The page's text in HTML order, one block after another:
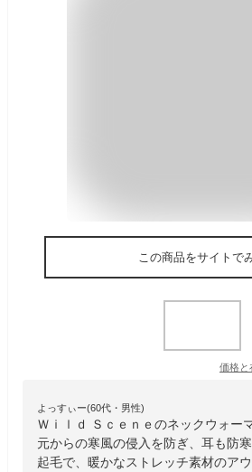
この商品をサイトで
価格と
よっすぃー(60代・男性)
Ｗｉｌｄ Ｓｃｅｎｅのネックウォー
元からの寒風の侵入を防ぎ、耳も防
起毛で、暖かなストレッチ素材のア